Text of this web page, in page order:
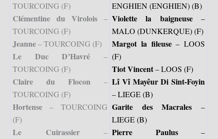
TOURCOING (F)
Clémentine du Virolois –
TOURCOING (F)
Jeanne– TOURCOING (F)
Le Duc D’Havré –
TOURCOING (F)
Claire du Flocon –
TOURCOING (F)
Hortense – TOURCOING
(F)
Le Cuirassier–
ENGHIEN (ENGHIEN) (B)
Violette la baigneuse–
MALO (DUNKERQUE) (F)
Margot la fileuse– LOOS
(F)
Tiot Vincent– LOOS (F)
Lî Vî Mayêur Di Sint-Foyin
– LIEGE (B)
Garite des Macrales –
LIEGE (B)
Pierre Paulus–